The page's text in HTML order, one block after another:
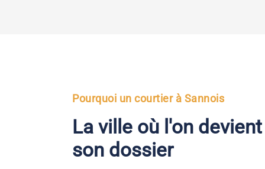
Pourquoi un courtier à Sannois
La ville où l'on
son dossier